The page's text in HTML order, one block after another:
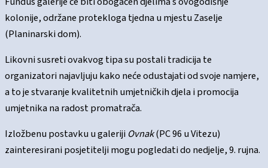
kolonije, održane protekloga tjedna u mjestu Zaselje
(Planinarski dom).
Likovni susreti ovakvog tipa su postali tradicija te
organizatori najavljuju kako neće odustajati od svoje namjere,
a to je stvaranje kvalitetnih umjetničkih djela i promocija
umjetnika na radost promatrača.
Izložbenu postavku u galeriji Ovnak(PC 96 u Vitezu)
zainteresirani posjetitelji mogu pogledati do nedjelje, 9. rujna.